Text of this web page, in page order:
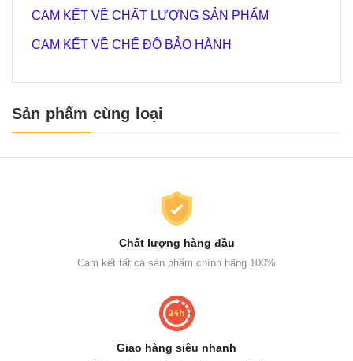
CAM KẾT VỀ CHẤT LƯỢNG SẢN PHẨM
CAM KẾT VỀ CHẾ ĐỘ BẢO HÀNH
Sản phẩm cùng loại
Chất lượng hàng đầu
Cam kết tất cả sản phẩm chính hãng 100%
Giao hàng siêu nhanh